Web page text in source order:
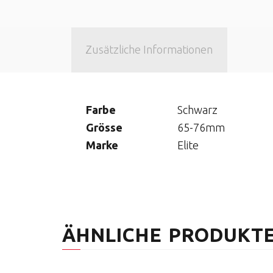
Zusätzliche Informationen
Farbe
Schwarz
Grösse
65-76mm
Marke
Elite
ÄHNLICHE